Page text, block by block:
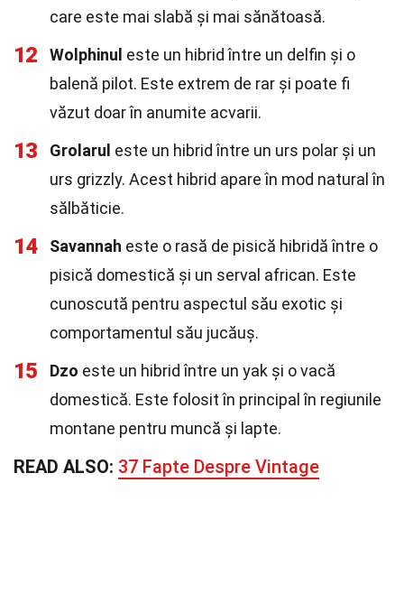
care este mai slabă și mai sănătoasă.
12 Wolphinul este un hibrid între un delfin și o
balenă pilot. Este extrem de rar și poate fi
văzut doar în anumite acvarii.
13 Grolarul este un hibrid între un urs polar și un
urs grizzly. Acest hibrid apare în mod natural în
sălbăticie.
14 Savannah este o rasă de pisică hibridă între o
pisică domestică și un serval african. Este
cunoscută pentru aspectul său exotic și
comportamentul său jucăuș.
15 Dzo este un hibrid între un yak și o vacă
domestică. Este folosit în principal în regiunile
montane pentru muncă și lapte.
READ ALSO: 37 Fapte Despre Vintage